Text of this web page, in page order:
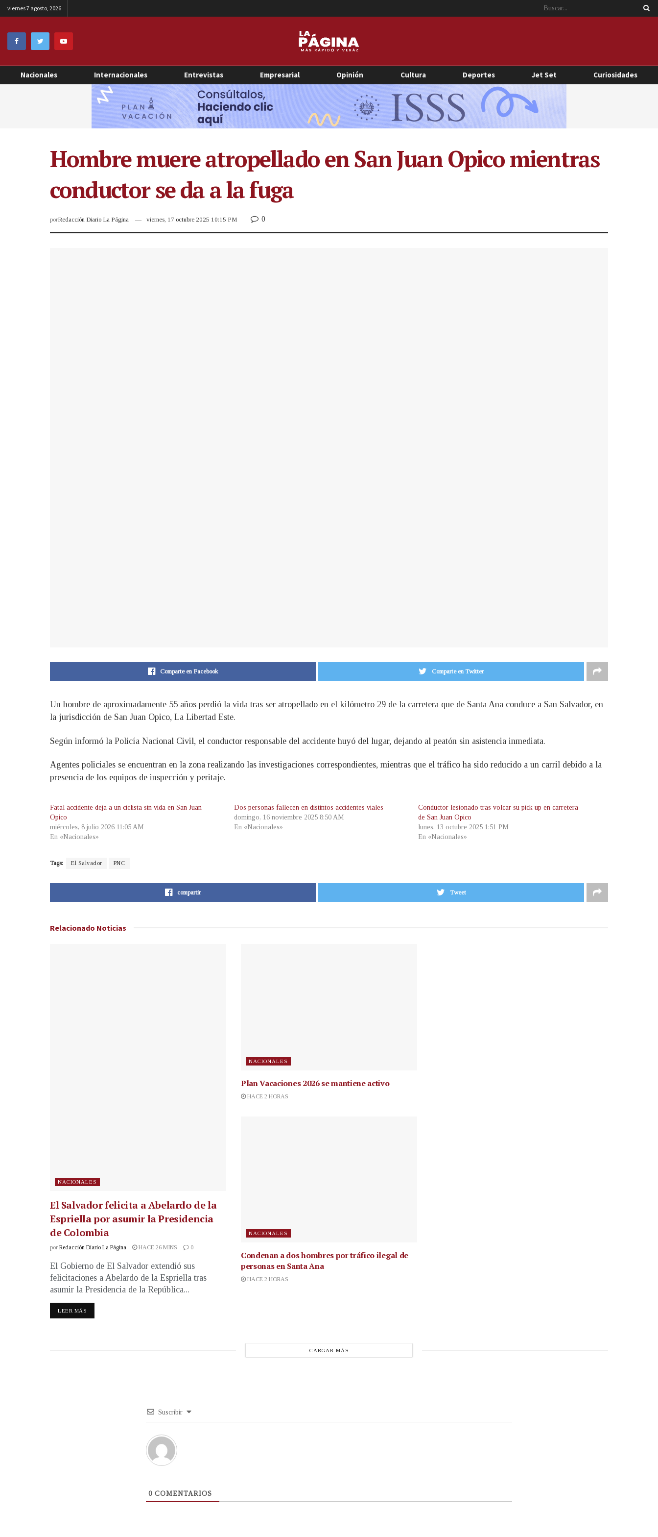
viernes 7 agosto, 2026
Nacionales Internacionales Entrevistas Empresarial Opinión Cultura Deportes Jet Set Curiosidades
Hombre muere atropellado en San Juan Opico mientras
conductor se da a la fuga
porRedacción Diario La Página viernes, 17 octubre 2025 10:15 PM 0
Comparte en Facebook Comparte en Twitter
Un hombre de aproximadamente 55 años perdió la vida tras ser atropellado en el kilómetro 29 de la carretera que de Santa Ana conduce a San Salvador, en
la jurisdicción de San Juan Opico, La Libertad Este.
Según informó la Policía Nacional Civil, el conductor responsable del accidente huyó del lugar, dejando al peatón sin asistencia inmediata.
Agentes policiales se encuentran en la zona realizando las investigaciones correspondientes, mientras que el tráfico ha sido reducido a un carril debido a la
presencia de los equipos de inspección y peritaje.
Fatal accidente deja a un ciclista sin vida en San Juan
Opico
miércoles, 8 julio 2026 11:05 AM
En «Nacionales»
Dos personas fallecen en distintos accidentes viales
domingo, 16 noviembre 2025 8:50 AM
En «Nacionales»
Conductor lesionado tras volcar su pick up en carretera
de San Juan Opico
lunes, 13 octubre 2025 1:51 PM
En «Nacionales»
Tags: El Salvador PNC
compartir Tweet
Relacionado Noticias
NACIONALES
El Salvador felicita a Abelardo de la
Espriella por asumir la Presidencia
de Colombia
por Redacción Diario La Página HACE 26 MINS 0
El Gobierno de El Salvador extendió sus
felicitaciones a Abelardo de la Espriella tras
asumir la Presidencia de la República...
LEER MÁS
NACIONALES
Plan Vacaciones 2026 se mantiene activo
HACE 2 HORAS
NACIONALES
Condenan a dos hombres por tráfico ilegal de
personas en Santa Ana
HACE 2 HORAS
CARGAR MÁS
Suscribir
0 COMENTARIOS